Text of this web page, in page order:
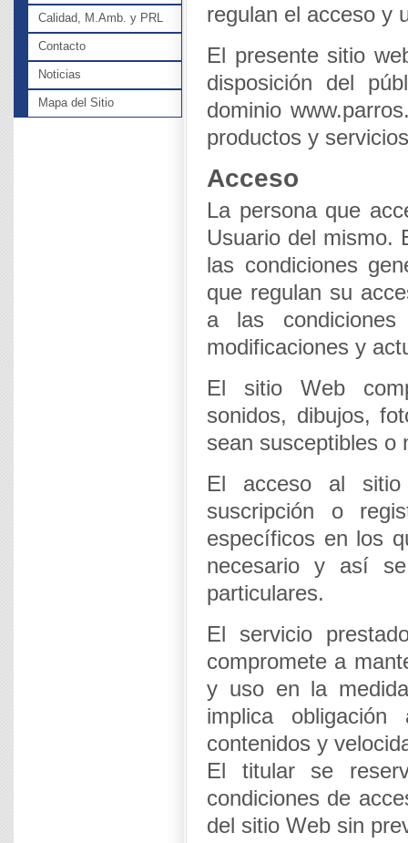
regulan el acceso y
El presente sitio
disposición del
dominio
productos y
Acceso
La persona que
Usuario del mismo.
las condiciones
que regulan su
a las
modificaciones y
El sitio Web
sonidos, dibujos,
sean susceptibles o
El acceso al sitio
suscripción o
específicos en los
necesario y así
particulares.
El servicio
compromete a
y uso en la
implica
contenidos y
El titular se
condiciones de
del sitio Web sin
Calidad, M.Amb. y PRL
Contacto
Noticias
Mapa del Sitio